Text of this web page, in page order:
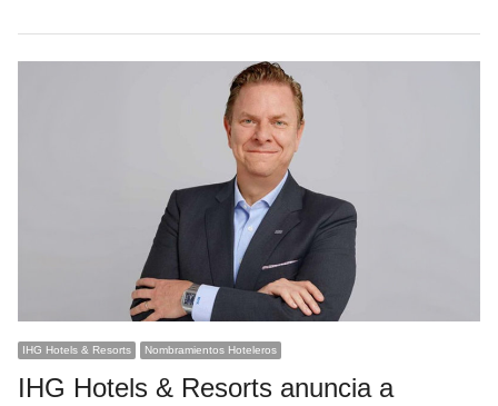
IHG Hotels & Resorts Nombramientos Hoteleros
IHG Hotels & Resorts anuncia a